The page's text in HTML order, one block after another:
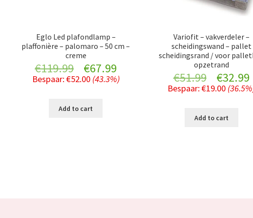
Eglo Led plafondlamp –
plaffonière – palomaro – 50 cm –
creme
€119.99
Original
price
was:
€67.99
price
Bespaar: €52.00 (43.3%)
Add to cart
Variofit – vakverdeler –
scheidingswand – pallet
scheidingsrand / voor
opzetrand
€51.99
Original
price
was:
€32.99
Bespaar:€19.00
Add to cart